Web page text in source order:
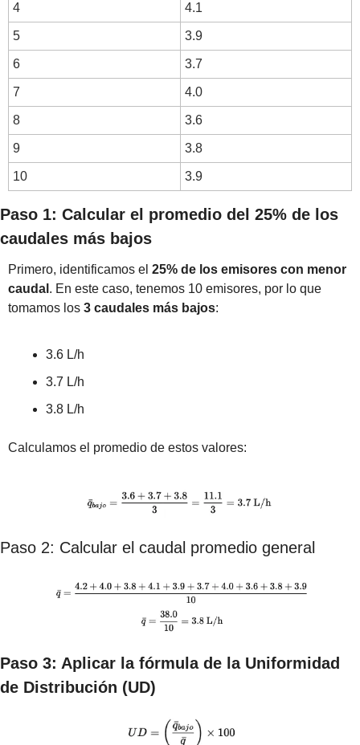
4 4.1
5 3.9
6 3.7
7 4.0
8 3.6
9 3.8
10 3.9
Paso 1: Calcular el promedio del 25% de los
caudales más bajos
Primero, identificamos el 25% de los emisores con menor
caudal . En este caso, tenemos 10 emisores, por lo que
tomamos los 3 caudales más bajos:
3.6 L/h
3.7 L/h
3.8 L/h
Calculamos el promedio de estos valores:
Paso 2: Calcular el caudal promedio general
Paso 3: Aplicar la fórmula de la Uniformidad
de Distribución (UD)